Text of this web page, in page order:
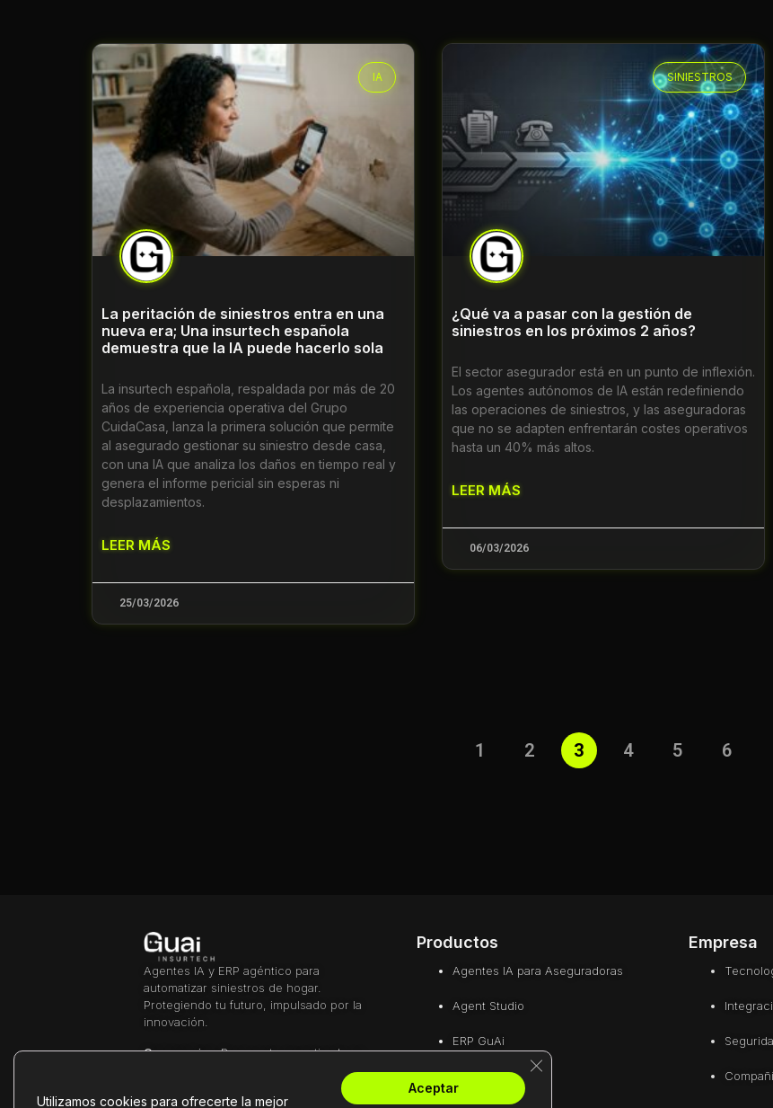
IA
La peritación de siniestros entra en una
nueva era; Una insurtech española
demuestra que la IA puede hacerlo sola
La insurtech española, respaldada por más de 20
años de experiencia operativa del Grupo
CuidaCasa, lanza la primera solución que permite
al asegurado gestionar su siniestro desde casa,
con una IA que analiza los daños en tiempo real y
genera el informe pericial sin esperas ni
desplazamientos.
LEER MÁS
25/03/2026
SINIESTROS
¿Qué va a pasar con la gestión de
siniestros en los próximos 2 años?
El sector asegurador está en un punto de inflexión.
Los agentes autónomos de IA están redefiniendo
las operaciones de siniestros, y las aseguradoras
que no se adapten enfrentarán costes operativos
hasta un 40% más altos.
LEER MÁS
06/03/2026
1 2 3 4 5 6
Agentes IA y ERP agéntico para
automatizar siniestros de hogar.
Protegiendo tu futuro, impulsado por la
innovación.
Compromiso:Respuesta garantizada en
Productos
Agentes IA para Aseguradoras
Agent Studio
ERP GuAi
Empresa
Utilizamos cookies para ofrecerte la mejor
Aceptar
Cerrar el banner de cookies RGPD